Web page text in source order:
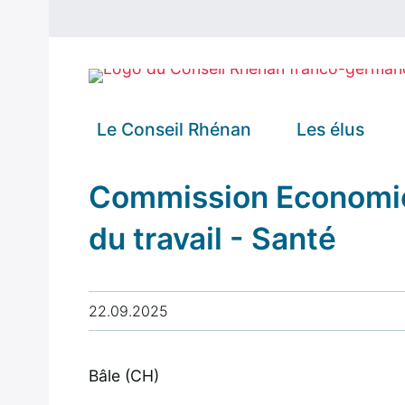
Le Conseil Rhénan
Missions et
fonctionnement
Rôle au sein de
la coopération
Supérieur
Les élus
Bureau
Commission
du travail - Santé
22.09.2025
Bâle (CH)